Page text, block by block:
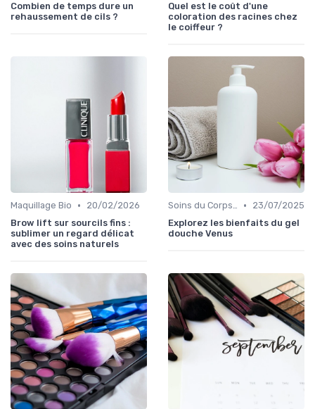
Combien de temps dure un
rehaussement de cils ?
Quel est le coût d'une
coloration des racines chez
le coiffeur ?
Maquillage Bio •
20/02/2026
Brow lift sur sourcils fins :
sublimer un regard délicat
avec des soins naturels
Soins du Corps Bio •
23/07/2025
Explorez les bienfaits du gel
douche Venus